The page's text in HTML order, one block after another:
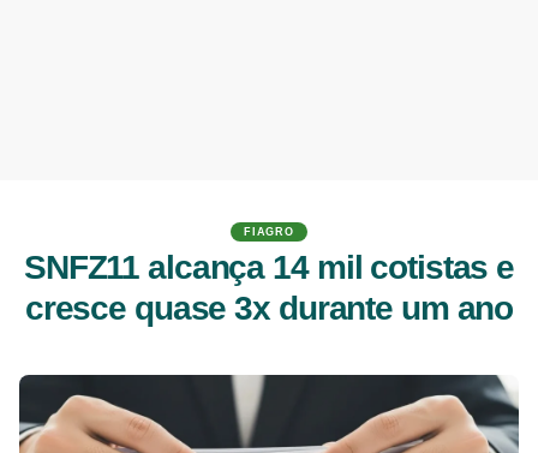
FIAGRO
SNFZ11 alcança 14 mil cotistas e
cresce quase 3x durante um ano